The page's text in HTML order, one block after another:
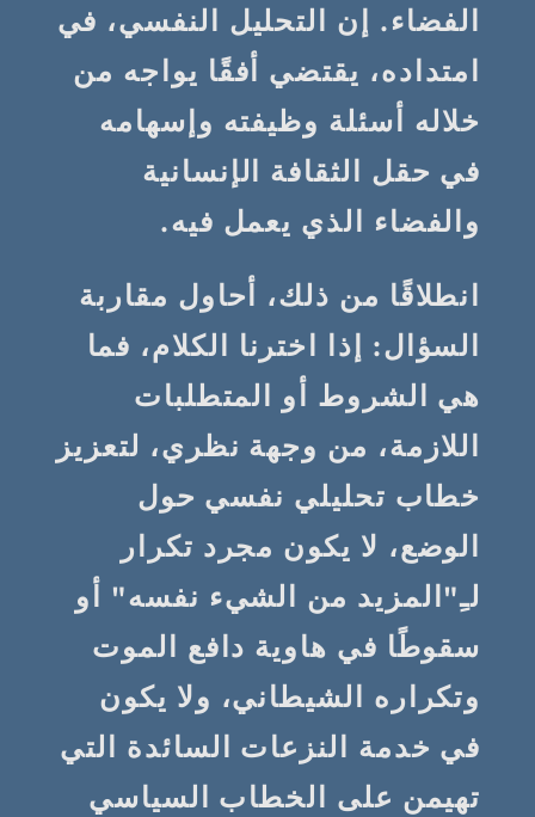
الفضاء. إن التحليل النفسي، في
امتداده، يقتضي أفقًا يواجه من
خلاله أسئلة وظيفته وإسهامه
في حقل الثقافة الإنسانية
والفضاء الذي يعمل فيه.
انطلاقًا من ذلك، أحاول مقاربة
السؤال: إذا اخترنا الكلام، فما
هي الشروط أو المتطلبات
اللازمة، من وجهة نظري، لتعزيز
خطاب تحليلي نفسي حول
الوضع، لا يكون مجرد تكرار
لـِ"المزيد من الشيء نفسه" أو
سقوطًا في هاوية دافع الموت
وتكراره الشيطاني، ولا يكون
في خدمة النزعات السائدة التي
تهيمن على الخطاب السياسي